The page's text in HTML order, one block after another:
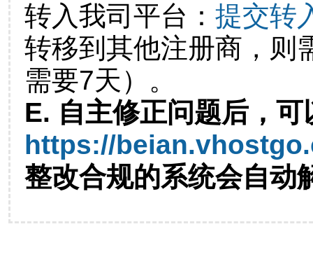
转入我司平台： 提交转
转移到其他注册商，则
需要7天）。
E. 自主修正问题后，可
https://
整改合规的系统会自动